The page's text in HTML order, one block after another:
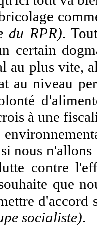
du RPR).
certain
au plus vite,
au niveau
à une
nous
contre
que
d'accord
socialiste).